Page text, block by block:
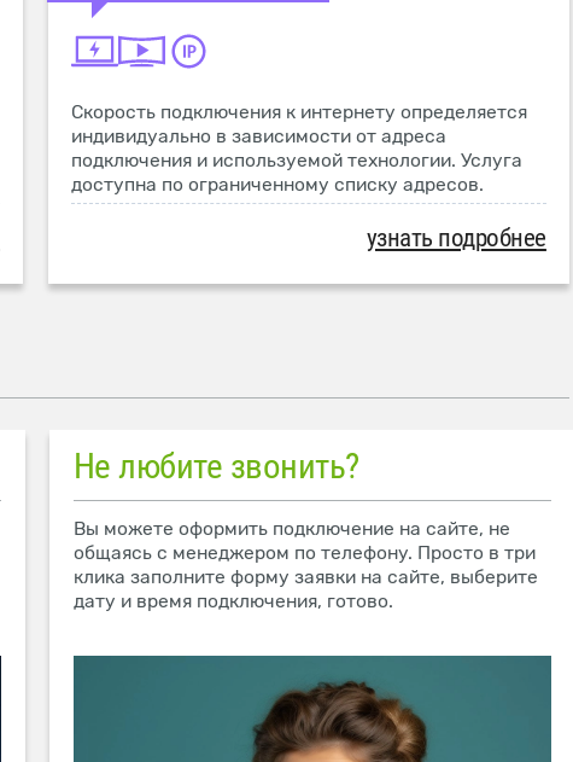
Скорость подключения к интернету определяется
индивидуально в зависимости от адреса
подключения и используемой технологии. Услуга
доступна по ограниченному списку адресов.
узнать подробнее
Не любите звонить?
Вы можете оформить подключение на сайте, не
общаясь с менеджером по телефону. Просто в три
клика заполните форму заявки на сайте, выберите
дату и время подключения, готово.